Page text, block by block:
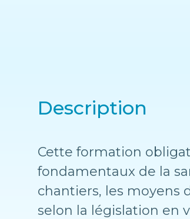
Description
Cette formation
fondamentaux de la
chantiers, les moyens
selon la législation en